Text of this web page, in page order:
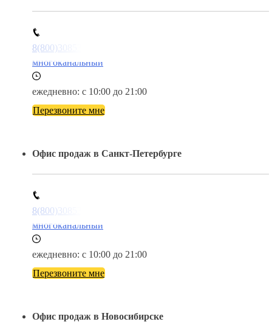
8(800)3085303
многоканальный
ежедневно: с 10:00 до 21:00
Перезвоните мне
Офис продаж в Санкт-Петербурге
8(800)3085303
многоканальный
ежедневно: с 10:00 до 21:00
Перезвоните мне
Офис продаж в Новосибирске